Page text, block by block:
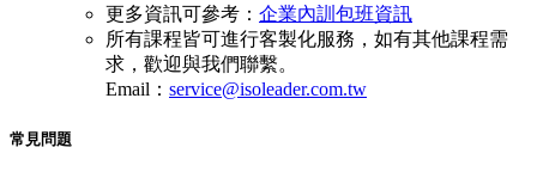
更多資訊可參考： 企業內訓包班資訊
所有課程皆可進行客製化服務，如有其他課程需
求，歡迎與我們聯繫。
Email： service@isoleader.com.tw
常見問題